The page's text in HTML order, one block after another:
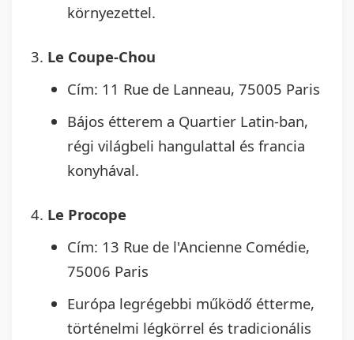
környezettel.
Le Coupe-Chou
Cím: 11 Rue de Lanneau, 75005 Paris
Bájos étterem a Quartier Latin-ban,
régi világbeli hangulattal és francia
konyhával.
Le Procope
Cím: 13 Rue de l'Ancienne Comédie,
75006 Paris
Európa legrégebbi működő étterme,
történelmi légkörrel és tradicionális